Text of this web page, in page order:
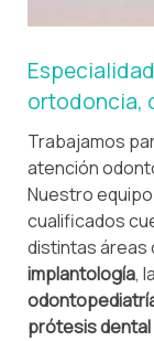
ortodoncia,
Trabajamos
atención
Nuestro
cualificados
distintas áreas
implantología,
prótesis dental